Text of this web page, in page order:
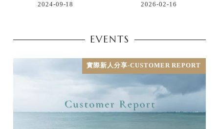
2024-09-18 2026-02-16
EVENTS
實際新人分享-CUSTOMER REPORT